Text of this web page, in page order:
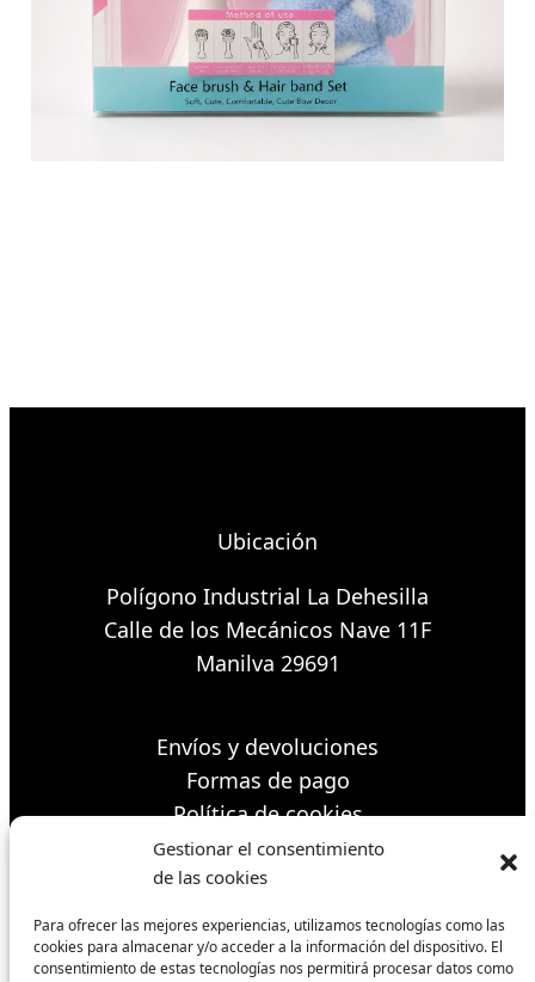
Gestionar el consentimiento
de las cookies
Para ofrecer las mejores experiencias, utilizamos tecnologías como las
cookies para almacenar y/o acceder a la información del dispositivo. El
consentimiento de estas tecnologías nos permitirá procesar datos como
Ubicación
Polígono Industrial La Dehesilla
Calle de los Mecánicos Nave 11F
Manilva 29691
Envíos y devoluciones
Formas de pago
Política de cookies
Condiciones de venta
Síguenos